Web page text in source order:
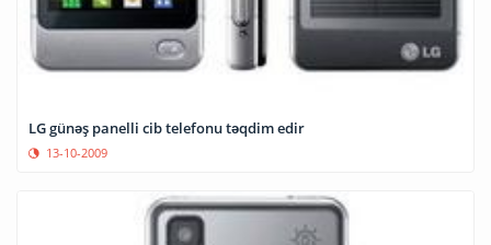
LG günəş panelli cib telefonu təqdim edir
13-10-2009